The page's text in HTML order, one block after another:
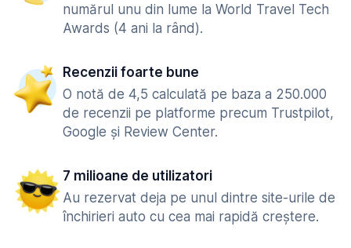
numărul unu din lume la World Travel Tech
Awards (4 ani la rând).
Recenzii foarte bune
O notă de 4,5 calculată pe baza a 250.000
de recenzii pe platforme precum Trustpilot,
Google și Review Center.
7 milioane de utilizatori
Au rezervat deja pe unul dintre site-urile de
închirieri auto cu cea mai rapidă creștere.